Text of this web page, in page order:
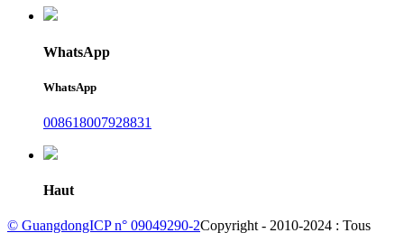
WhatsApp
WhatsApp
008618007928831
Haut
© GuangdongICP n° 09049290-2Copyright - 2010-2024 : Tous